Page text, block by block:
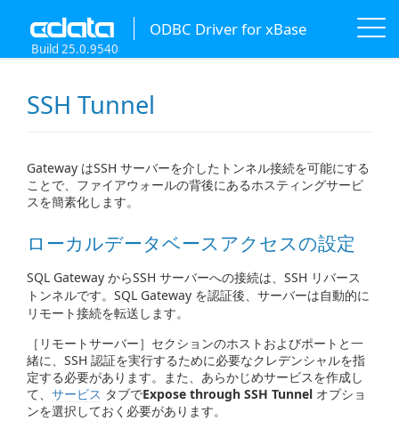
ODBC Driver for xBase
Build 25.0.9540
SSH Tunnel
Gateway はSSH サーバーを介したトンネル接続を可能にする
ことで、ファイアウォールの背後にあるホスティングサービ
スを簡素化します。
ローカルデータベースアクセスの設定
SQL Gateway からSSH サーバーへの接続は、SSH リバース
トンネルです。SQL Gateway を認証後、サーバーは自動的に
リモート接続を転送します。
［リモートサーバー］セクションのホストおよびポートと一
緒に、SSH 認証を実行するために必要なクレデンシャルを指
定する必要があります。また、あらかじめサービスを作成し
て、 サービス タブでExpose through SSH Tunnel オプショ
ンを選択しておく必要があります。